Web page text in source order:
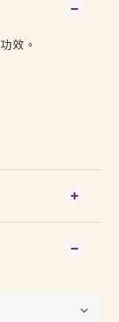
效。